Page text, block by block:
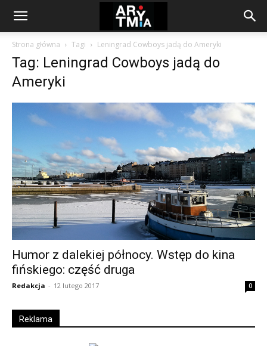
arytmia.eu
Strona główna Tagi Leningrad Cowboys jadą do Ameryki
Tag: Leningrad Cowboys jadą do
Ameryki
Humor z dalekiej północy. Wstęp do kina
fińskiego: część druga
Redakcja - 12 lutego 2017 0
Reklama